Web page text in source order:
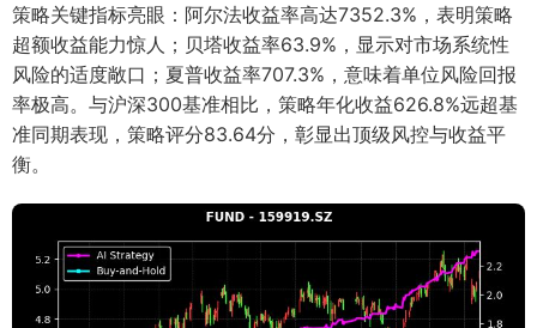
策略关键指标亮眼：阿尔法收益率高达7352.3%，表明策略
超额收益能力惊人；贝塔收益率63.9%，显示对市场系统性
风险的适度敞口；夏普收益率707.3%，意味着单位风险回报
率极高。与沪深300基准相比，策略年化收益626.8%远超基
准同期表现，策略评分83.64分，彰显出顶级风控与收益平
衡。